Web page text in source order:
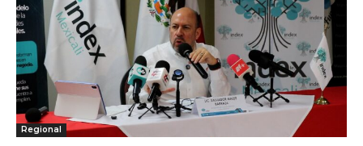
Regional